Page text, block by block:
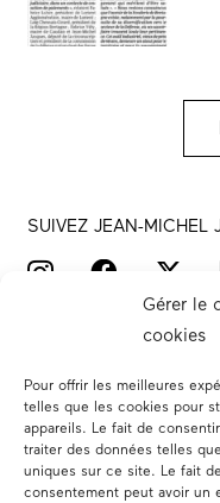
Gérer le
cookies
Pour offrir les meilleures
telles que les cookies pour
appareils. Le fait de
traiter des données telles
uniques sur ce site. Le fait
consentement peut avoir un
SUIVEZ JEAN-MICHEL